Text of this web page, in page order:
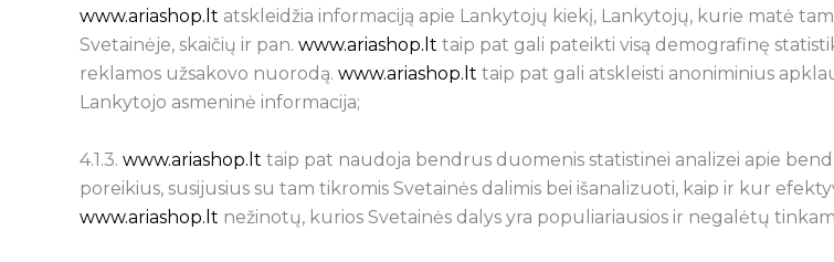
www.ariashop.lt atskleidžia informaciją apie Lankytojų kiekį, Lankytojų, kurie matė
Svetainėje, skaičių ir pan. www.ariashop.lt taip pat gali pateikti visą demografinę
reklamos užsakovo nuorodą. www.ariashop.lt taip pat gali atskleisti anoniminius
Lankytojo asmeninė informacija;
4.1.3. www.ariashop.lt taip pat naudoja bendrus duomenis statistinei analizei apie
poreikius, susijusius su tam tikromis Svetainės dalimis bei išanalizuoti, kaip ir kur
www.ariashop.lt nežinotų, kurios Svetainės dalys yra populiariausios ir negalėtų